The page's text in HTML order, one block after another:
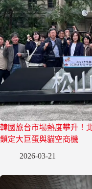
韓國旅台市場熱度攀升！
鎖定大巨蛋與貓空商機
2026-03-21